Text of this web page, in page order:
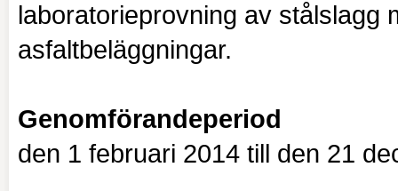
laboratorieprovning av stålslagg
asfaltbeläggningar.
Genomförandeperiod
den 1 februari 2014 till den 21